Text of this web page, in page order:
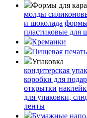
Формы для
молды
и шоколада формы
пластиковые для
Креманки
Пищевая печать
Упаковка
кондитерская
коробки для
открытки
для упаковки,
ленты
Бумажные